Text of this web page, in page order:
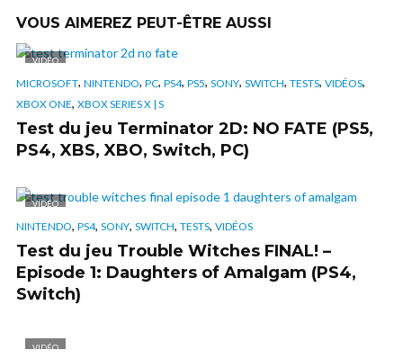
VOUS AIMEREZ PEUT-ÊTRE AUSSI
VIDÉO
MICROSOFT, NINTENDO, PC, PS4, PS5, SONY, SWITCH, TESTS, VIDÉOS,
XBOX ONE, XBOX SERIES X | S
Test du jeu Terminator 2D: NO FATE (PS5,
PS4, XBS, XBO, Switch, PC)
VIDÉO
NINTENDO, PS4, SONY, SWITCH, TESTS, VIDÉOS
Test du jeu Trouble Witches FINAL! –
Episode 1: Daughters of Amalgam (PS4,
Switch)
VIDÉO